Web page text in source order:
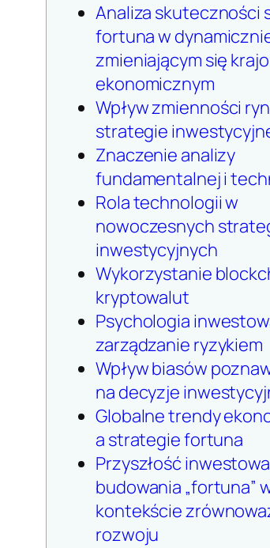
Analiza skuteczności
fortuna w
zmieniającym się
ekonomicznym
Wpływ zmienności
strategie
Znaczenie analizy
fundamentalnej i
Rola technologii w
nowoczesnych
inwestycyjnych
Wykorzystanie
kryptowalut
Psychologia
zarządzanie ryzykiem
Wpływ biasów
na decyzje
Globalne trendy
a strategie fortuna
Przyszłość
budowania „fortuna”
kontekście
rozwoju